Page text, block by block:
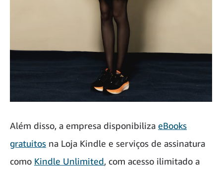
Além disso, a empresa disponibiliza eBooks
gratuitos na Loja Kindle e serviços de assinatura
como Kindle Unlimited, com acesso ilimitado a